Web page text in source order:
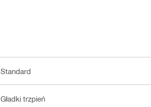
Standard
Gładki trzpień